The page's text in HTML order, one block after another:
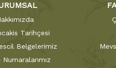
Tarihçesi
Belgelerimiz
Numaralarımız